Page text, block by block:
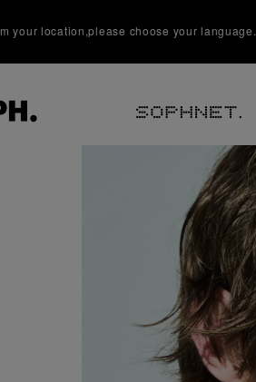
your location,please choose your language.